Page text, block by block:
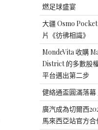
燃足球盛宴
大疆 Osmo
片《彷彿相識》
MondeVita 收購
District 的多數股
平台邁出第二步
健絡通盃圓滿落
廣汽成為切爾西
馬來西亞站官方